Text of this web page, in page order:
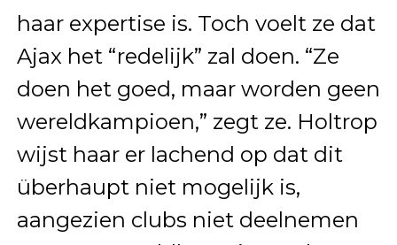
haar expertise is. Toch voelt ze dat
Ajax het “redelijk” zal doen. “Ze
doen het goed, maar worden geen
wereldkampioen,” zegt ze. Holtrop
wijst haar er lachend op dat dit
überhaupt niet mogelijk is,
aangezien clubs niet deelnemen